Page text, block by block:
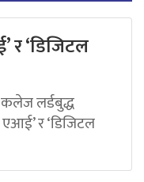
र ‘डिजिटल
लर्डबुद्ध
र ‘डिजिटल